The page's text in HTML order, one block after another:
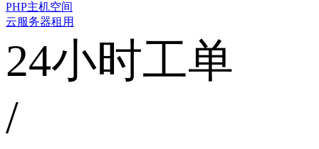
PHP主机空间
云服务器租用
24小时工单
/